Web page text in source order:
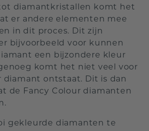
diamantkristallen komt het
er andere elementen mee
in dit proces. Dit zijn
bijvoorbeeld voor kunnen
een bijzondere kleur
komt het niet veel voor
diamant ontstaat. Dit is dan
de Fancy Colour diamanten
gekleurde diamanten te